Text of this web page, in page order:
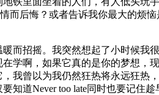
而后悔？或者告诉我你最大的烦
而招摇。我突然想起了小时候
学啊，如果它真的是你的梦想，
我曾以为我仍然狂热将永远狂
道Never too late同时也要记住